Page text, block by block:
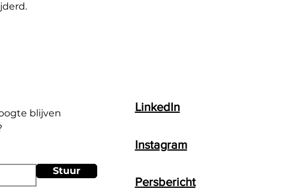
blijven
Stuur
LinkedIn
Instagram
Persbericht